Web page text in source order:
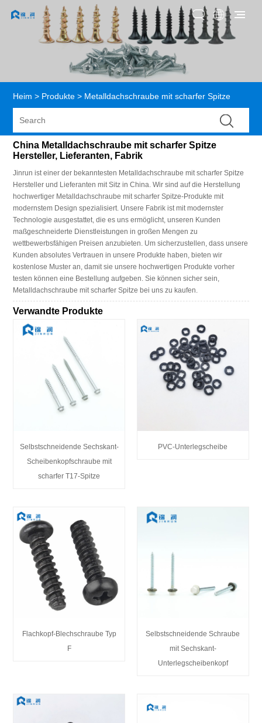
Heim > Produkte > Metalldachschraube mit scharfer Spitze
China Metalldachschraube mit scharfer Spitze
Hersteller, Lieferanten, Fabrik
Jinrun ist einer der bekanntesten Metalldachschraube mit scharfer Spitze
Hersteller und Lieferanten mit Sitz in China. Wir sind auf die Herstellung
hochwertiger Metalldachschraube mit scharfer Spitze-Produkte mit
modernstem Design spezialisiert. Unsere Fabrik ist mit modernster
Technologie ausgestattet, die es uns ermöglicht, unseren Kunden
maßgeschneiderte Dienstleistungen in großen Mengen zu
wettbewerbsfähigen Preisen anzubieten. Um sicherzustellen, dass unsere
Kunden absolutes Vertrauen in unsere Produkte haben, bieten wir
kostenlose Muster an, damit sie unsere hochwertigen Produkte vorher
testen können eine Bestellung aufgeben. Sie können sicher sein,
Metalldachschraube mit scharfer Spitze bei uns zu kaufen.
Verwandte Produkte
Selbstschneidende Sechskant-
Scheibenkopfschraube mit
scharfer T17-Spitze
PVC-Unterlegscheibe
Flachkopf-Blechschraube Typ
F
Selbstschneidende Schraube
mit Sechskant-
Unterlegscheibenkopf